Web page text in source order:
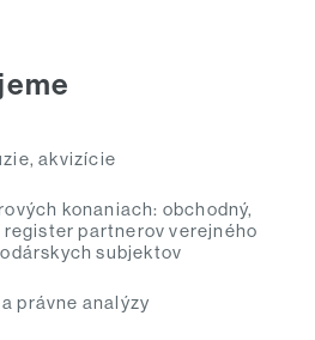
akvizície
konaniach: obchodný,
partnerov verejného
subjektov
právne analýzy